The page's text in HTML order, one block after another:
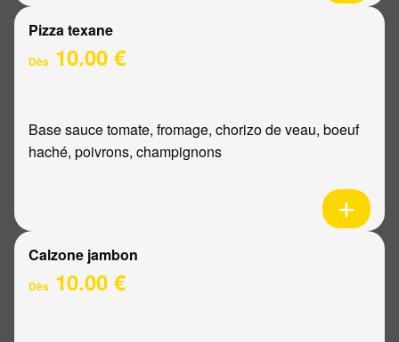
Pizza texane
Dès 10.00 €
Base sauce tomate, fromage, chorizo de veau, boeuf
haché, poivrons, champignons
Calzone jambon
Dès 10.00 €